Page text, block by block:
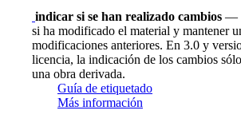
indicar si se han realizado cambios —
si ha modificado el material y mantener
modificaciones anteriores. En 3.0 y
licencia, la indicación de los cambios
una obra derivada.
Guía de etiquetado
Más información